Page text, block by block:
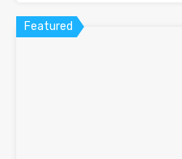
Featured